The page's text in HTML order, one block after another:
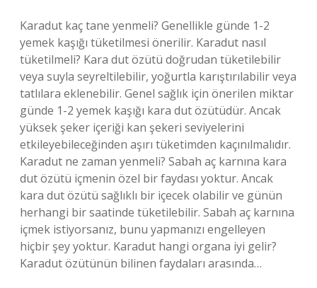
Karadut kaç tane yenmeli? Genellikle günde 1-2
yemek kaşığı tüketilmesi önerilir. Karadut nasıl
tüketilmeli? Kara dut özütü doğrudan tüketilebilir
veya suyla seyreltilebilir, yoğurtla karıştırılabilir veya
tatlılara eklenebilir. Genel sağlık için önerilen miktar
günde 1-2 yemek kaşığı kara dut özütüdür. Ancak
yüksek şeker içeriği kan şekeri seviyelerini
etkileyebileceğinden aşırı tüketimden kaçınılmalıdır.
Karadut ne zaman yenmeli? Sabah aç karnına kara
dut özütü içmenin özel bir faydası yoktur. Ancak
kara dut özütü sağlıklı bir içecek olabilir ve günün
herhangi bir saatinde tüketilebilir. Sabah aç karnına
içmek istiyorsanız, bunu yapmanızı engelleyen
hiçbir şey yoktur. Karadut hangi organa iyi gelir?
Karadut özütünün bilinen faydaları arasında…